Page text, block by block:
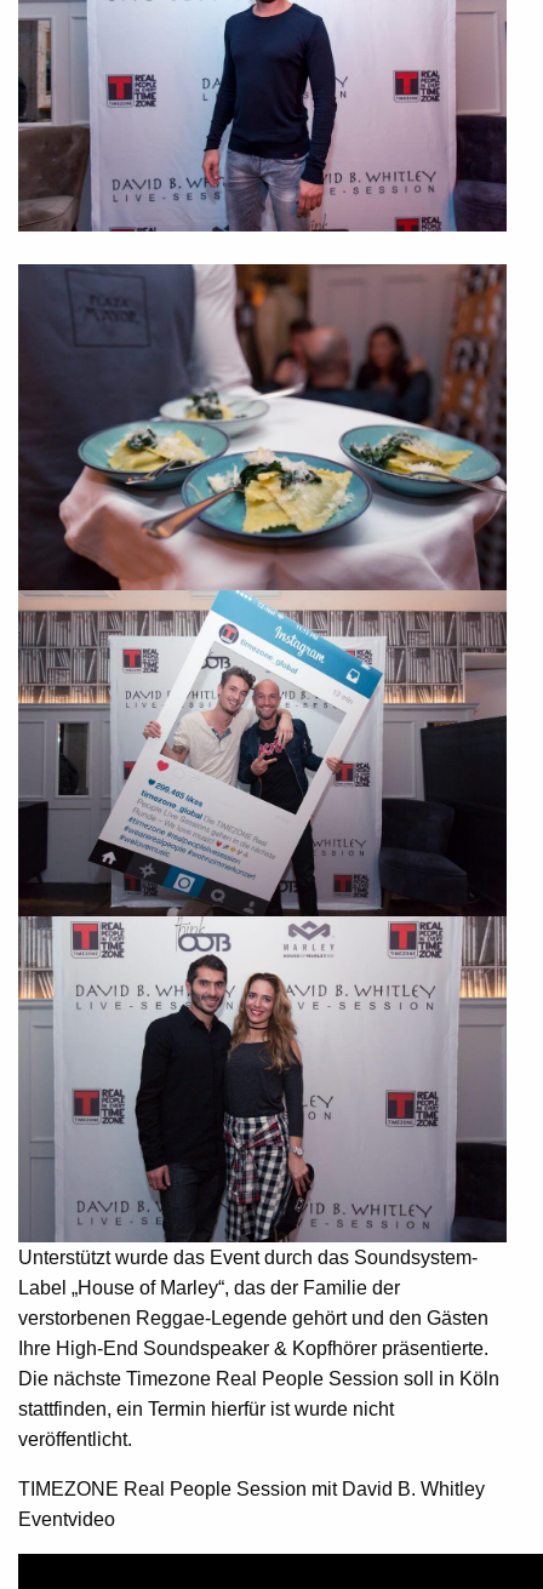
Unterstützt wurde das Event durch das Soundsystem-
Label „House of Marley“, das der Familie der
verstorbenen Reggae-Legende gehört und den Gästen
Ihre High-End Soundspeaker & Kopfhörer präsentierte.
Die nächste Timezone Real People Session soll in Köln
stattfinden, ein Termin hierfür ist wurde nicht
veröffentlicht.
TIMEZONE Real People Session mit David B. Whitley
Eventvideo